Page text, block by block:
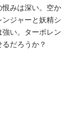
みは深い。空か
ジャーと妖精シ
い。ターボレン
だろうか？